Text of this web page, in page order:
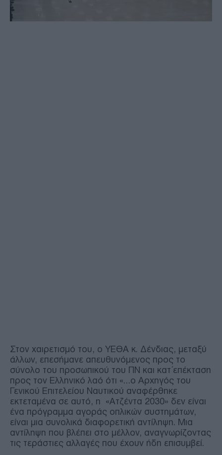
Στον χαιρετισμό του, ο ΥΕΘΑ κ. Δένδιας, μεταξύ
άλλων, επεσήμανε απευθυνόμενος προς το
σύνολο του προσωπικού του ΠΝ και κατ΄επέκταση
προς τον Ελληνικό λαό ότι «…ο Αρχηγός του
Γενικού Επιτελείου Ναυτικού αναφέρθηκε
εκτεταμένα σε αυτό, η «Ατζέντα 2030» δεν είναι
ένα πρόγραμμα αγοράς οπλικών συστημάτων,
είναι μια συνολικά διαφορετική αντίληψη. Μια
αντίληψη που βλέπει στο μέλλον, αναγνωρίζοντας
τις τεράστιες αλλαγές που έχουν ήδη επισυμβεί.